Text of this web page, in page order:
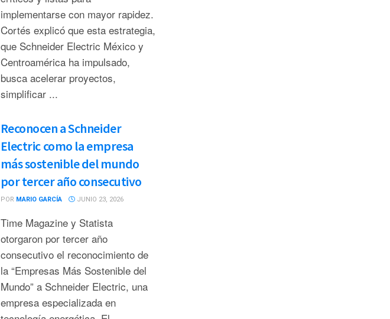
implementarse con mayor rapidez.
Cortés explicó que esta estrategia,
que Schneider Electric México y
Centroamérica ha impulsado,
busca acelerar proyectos,
simplificar ...
Reconocen a Schneider
Electric como la empresa
más sostenible del mundo
por tercer año consecutivo
POR MARIO GARCÍA JUNIO 23, 2026
Time Magazine y Statista
otorgaron por tercer año
consecutivo el reconocimiento de
la “Empresas Más Sostenible del
Mundo” a Schneider Electric, una
empresa especializada en